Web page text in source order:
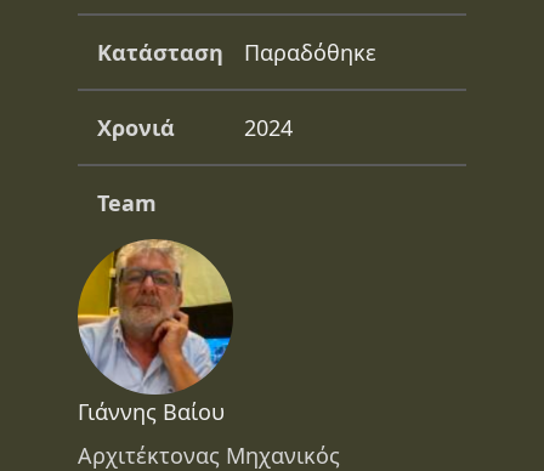
Κατάσταση Παραδόθηκε
Χρονιά 2024
Team
Γιάννης Βαίου
Αρχιτέκτονας Μηχανικός